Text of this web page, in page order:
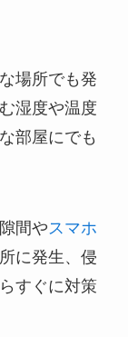
場所でも発
湿度や温度
部屋にでも
間や スマホ
に発生、侵
すぐに対策